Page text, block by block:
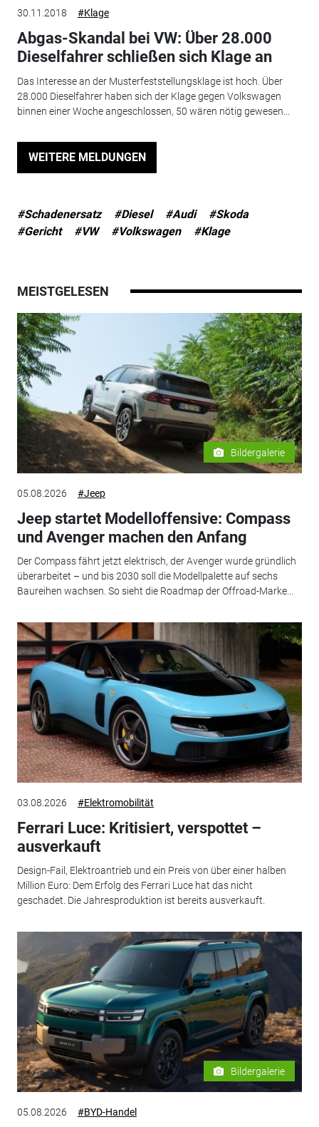
30.11.2018 #Klage
Abgas-Skandal bei VW: Über 28.000
Dieselfahrer schließen sich Klage an
Das Interesse an der Musterfeststellungsklage ist hoch. Über
28.000 Dieselfahrer haben sich der Klage gegen Volkswagen
binnen einer Woche angeschlossen, 50 wären nötig gewesen...
WEITERE MELDUNGEN
#Schadenersatz #Diesel #Audi
#Skoda
#Gericht
#VW #Volkswagen #Klage
MEISTGELESEN
Bildergalerie
05.08.2026 #Jeep
Jeep startet Modelloffensive: Compass
und Avenger machen den Anfang
Der Compass fährt jetzt elektrisch, der Avenger wurde gründlich
überarbeitet – und bis 2030 soll die Modellpalette auf sechs
Baureihen wachsen. So sieht die Roadmap der Offroad-Marke...
03.08.2026 #Elektromobilität
Ferrari Luce: Kritisiert, verspottet –
ausverkauft
Design-Fail, Elektroantrieb und ein Preis von über einer halben
Million Euro: Dem Erfolg des Ferrari Luce hat das nicht
geschadet. Die Jahresproduktion ist bereits ausverkauft.
Bildergalerie
05.08.2026 #BYD-Handel